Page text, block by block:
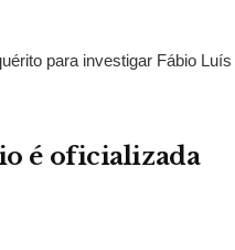
para investigar Fábio Luís
é oficializada